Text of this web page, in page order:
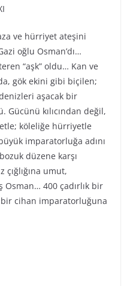
ve hürriyet ateşini
oğlu Osman’dı…
“aşk” oldu… Kan ve
gök ekini gibi biçilen;
aşacak bir
Gücünü kılıcından değil,
köleliğe hürriyetle
imparatorluğa adını
düzene karşı
çığlığına umut,
Osman… 400 çadırlık bir
cihan imparatorluğuna